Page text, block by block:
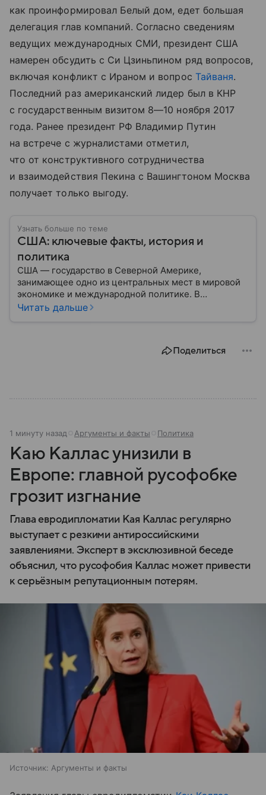
как проинформировал Белый дом, едет большая
делегация глав компаний. Согласно сведениям
ведущих международных СМИ, президент США
намерен обсудить с Си Цзиньпином ряд вопросов,
включая конфликт с Ираном и вопрос Тайваня.
Последний раз американский лидер был в КНР
с государственным визитом 8—10 ноября 2017
года. Ранее президент РФ Владимир Путин
на встрече с журналистами отметил,
что от конструктивного сотрудничества
и взаимодействия Пекина с Вашингтоном Москва
получает только выгоду.
Узнать больше по теме
США: ключевые факты, история и
политика
США — государство в Северной Америке,
занимающее одно из центральных мест в мировой
экономике и международной политике. В
материале — основные сведения об этой стране.
Читать дальше
Поделиться
1 минуту назад Аргументы и факты Политика
Каю Каллас унизили в
Европе: главной русофобке
грозит изгнание
Глава евродипломатии Кая Каллас регулярно
выступает с резкими антироссийскими
заявлениями. Эксперт в эксклюзивной беседе
объяснил, что русофобия Каллас может привести
к серьёзным репутационным потерям.
Источник: Аргументы и факты